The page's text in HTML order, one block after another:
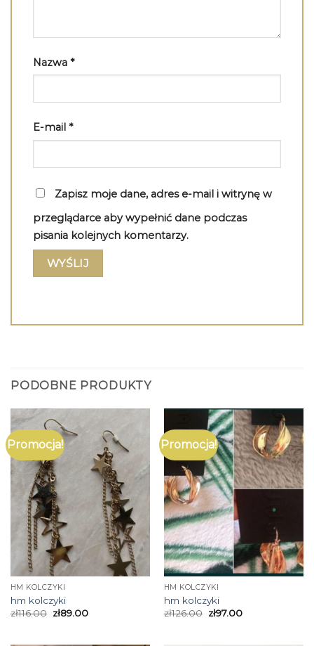
Nazwa *
E-mail *
Zapisz moje dane, adres e-mail i witrynę w
przeglądarce aby wypełnić dane podczas
pisania kolejnych komentarzy.
PODOBNE PRODUKTY
Promocja!
HM KOLCZYKI
hm kolczyki
zł116.00 zł89.00
Promocja!
HM KOLCZYKI
hm kolczyki
zł126.00 zł97.00